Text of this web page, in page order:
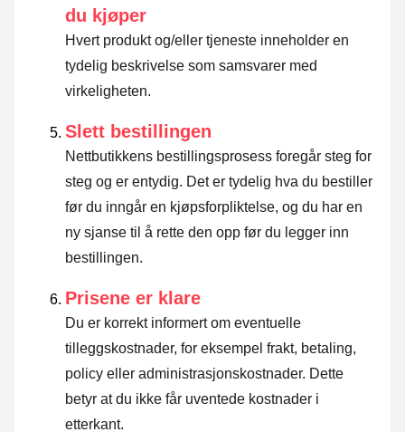
du kjøper
Hvert produkt og/eller tjeneste inneholder en
tydelig beskrivelse som samsvarer med
virkeligheten.
Slett bestillingen
Nettbutikkens bestillingsprosess foregår steg for
steg og er entydig. Det er tydelig hva du bestiller
før du inngår en kjøpsforpliktelse, og du har en
ny sjanse til å rette den opp før du legger inn
bestillingen.
Prisene er klare
Du er korrekt informert om eventuelle
tilleggskostnader, for eksempel frakt, betaling,
policy eller administrasjonskostnader. Dette
betyr at du ikke får uventede kostnader i
etterkant.